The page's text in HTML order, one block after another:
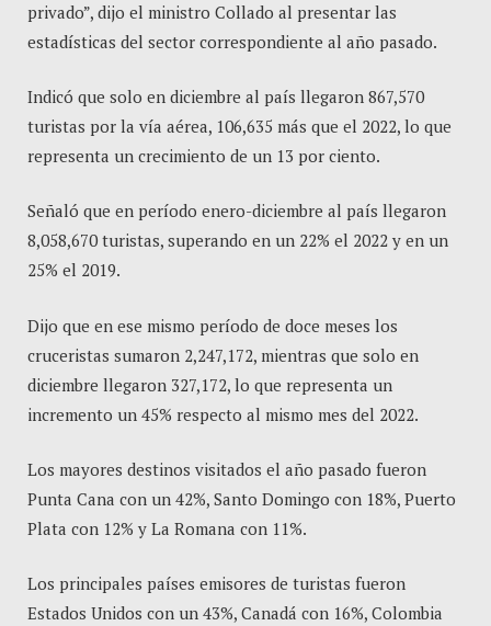
privado”, dijo el ministro Collado al presentar las
estadísticas del sector correspondiente al año pasado.
Indicó que solo en diciembre al país llegaron 867,570
turistas por la vía aérea, 106,635 más que el 2022, lo que
representa un crecimiento de un 13 por ciento.
Señaló que en período enero-diciembre al país llegaron
8,058,670 turistas, superando en un 22% el 2022 y en un
25% el 2019.
Dijo que en ese mismo período de doce meses los
cruceristas sumaron 2,247,172, mientras que solo en
diciembre llegaron 327,172, lo que representa un
incremento un 45% respecto al mismo mes del 2022.
Los mayores destinos visitados el año pasado fueron
Punta Cana con un 42%, Santo Domingo con 18%, Puerto
Plata con 12% y La Romana con 11%.
Los principales países emisores de turistas fueron
Estados Unidos con un 43%, Canadá con 16%, Colombia